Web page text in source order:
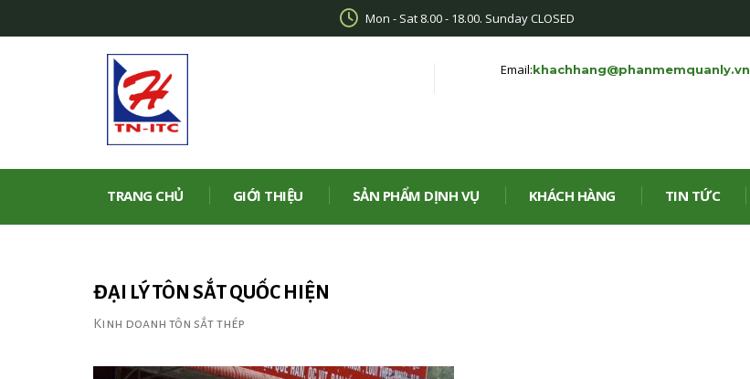
Mon - Sat 8.00 - 18.00. Sunday CLOSED
Email:khachhang@phanmemquanly.vn
TRANG CHỦ GIỚI THIỆU SẢN PHẨM DỊNH VỤ KHÁCH HÀNG TIN TỨC
ĐẠI LÝ TÔN SẮT QUỐC HIỆN
Kinh doanh tôn sắt thép